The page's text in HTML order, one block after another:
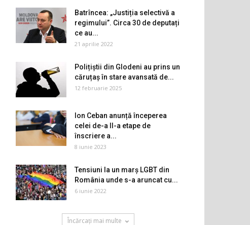
Batrîncea: „Justiția selectivă a
regimului”. Circa 30 de deputați
ce au...
21 aprilie 2022
Polițiștii din Glodeni au prins un
căruțaș în stare avansată de...
12 februarie 2025
Ion Ceban anunță începerea
celei de-a II-a etape de
înscriere a...
8 iunie 2023
Tensiuni la un marș LGBT din
România unde s-a aruncat cu...
6 iunie 2022
Încărcați mai multe